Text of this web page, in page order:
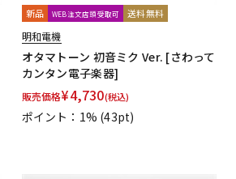
新品 WEB注文店頭受取可 送料無料
明和電機
オタマトーン 初音ミク Ver. [さわって
カンタン電子楽器]
販売価格¥4,730(税込)
ポイント：1% (43pt)